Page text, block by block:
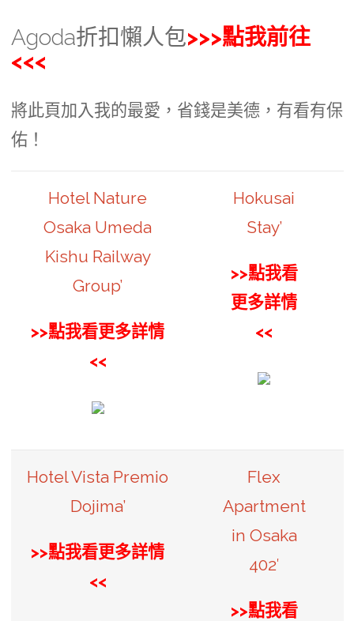
Agoda折扣懶人包>>>點我前往
<<<
將此頁加入我的最愛，省錢是美德，有看有保
佑！
Hotel Nature
Osaka Umeda
Kishu Railway
Group’
>>點我看更多詳情
<<
Hokusai
Stay’
>>點我看
更多詳情
<<
Hotel Vista Premio
Dojima’
>>點我看更多詳情
<<
Flex
Apartment
in Osaka
402′
>>點我看